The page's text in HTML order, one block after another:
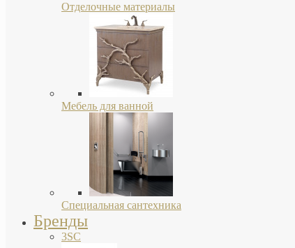
Отделочные материалы
Мебель для ванной
Специальная сантехника
Бренды
3SC